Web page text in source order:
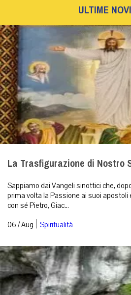
ULTIME
La Trasfigurazione di Nostro
Sappiamo dai Vangeli sinottici che,
prima volta la Passione ai suoi apostoli
con sé Pietro, Giac...
06 / Aug | Spiritualità